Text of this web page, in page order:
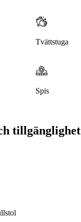
Tvättstuga
Spis
tillgänglighet